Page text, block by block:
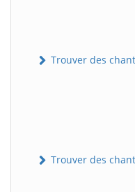
Trouver des
Trouver des